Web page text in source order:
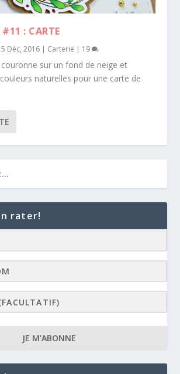
: CARTE
Déc, 2016 | Carterie | 19
sur un fond de neige et
naturelles pour une carte de
rater!
JE M'ABONNE